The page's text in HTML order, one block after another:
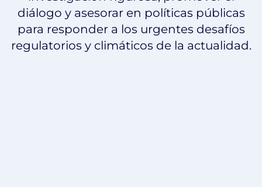
diálogo y asesorar en políticas públicas
para responder a los urgentes desafíos
regulatorios y climáticos de la actualidad.